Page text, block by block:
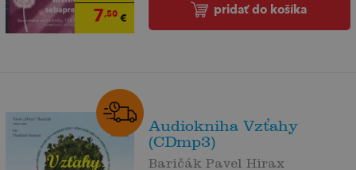
7,50€
pridať do košíka
Audiokniha Vzťahy
(CDmp3)
Baričák Pavel Hirax